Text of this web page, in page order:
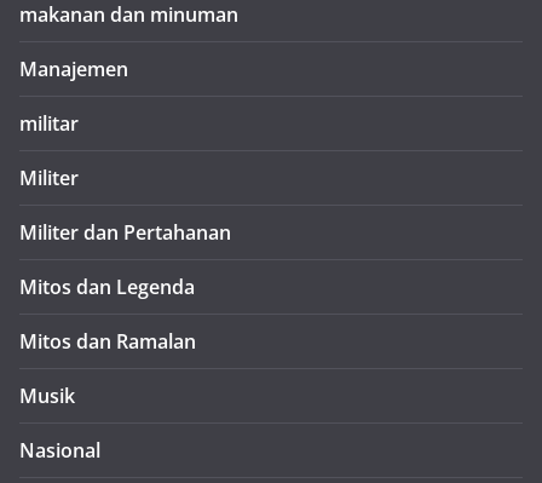
makanan dan minuman
Manajemen
militar
Militer
Militer dan Pertahanan
Mitos dan Legenda
Mitos dan Ramalan
Musik
Nasional